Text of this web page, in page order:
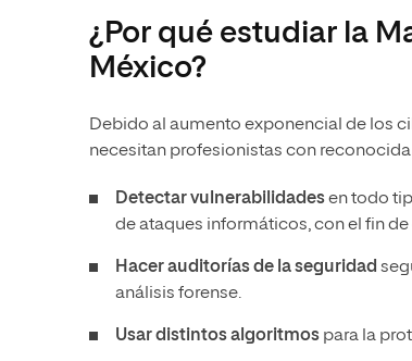
¿Por qué estudiar la
México?
Debido al aumento exponencial de los
necesitan profesionistas con
Detectar vulnerabilidadesen todo
de ataques informáticos, con el fin
Hacer auditorías de la seguridad
análisis forense.
Usar distintos algoritmos para la